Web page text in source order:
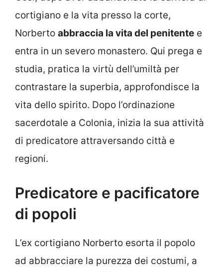
cortigiano e la vita presso la corte,
Norberto abbraccia la vita del penitente e
entra in un severo monastero. Qui prega e
studia, pratica la virtù dell’umiltà per
contrastare la superbia, approfondisce la
vita dello spirito. Dopo l’ordinazione
sacerdotale a Colonia, inizia la sua attività
di predicatore attraversando città e
regioni.
Predicatore e pacificatore
di popoli
L’ex cortigiano Norberto esorta il popolo
ad abbracciare la purezza dei costumi, a